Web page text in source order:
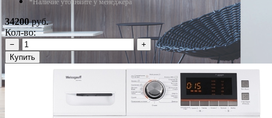
*Наличие уточняйте у менеджера
34200руб.
Кол-во:
−
+
Купить